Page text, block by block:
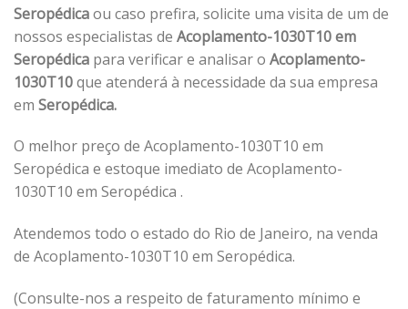
Seropédicaou caso prefira, solicite uma visita de um de
nossos especialistas de Acoplamento-1030T10 em
Seropédica para verificar e analisar o Acoplamento-
1030T10que atenderá à necessidade da sua empresa
em Seropédica.
O melhor preço de Acoplamento-1030T10 em
Seropédica e estoque imediato de Acoplamento-
1030T10 em Seropédica .
Atendemos todo o estado do Rio de Janeiro, na venda
de Acoplamento-1030T10 em Seropédica.
(Consulte-nos a respeito de faturamento mínimo e